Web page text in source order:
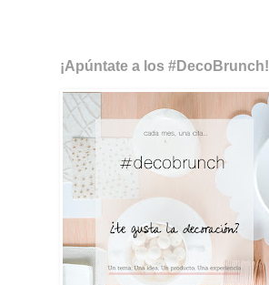
¡Apúntate a los #DecoBrunch!